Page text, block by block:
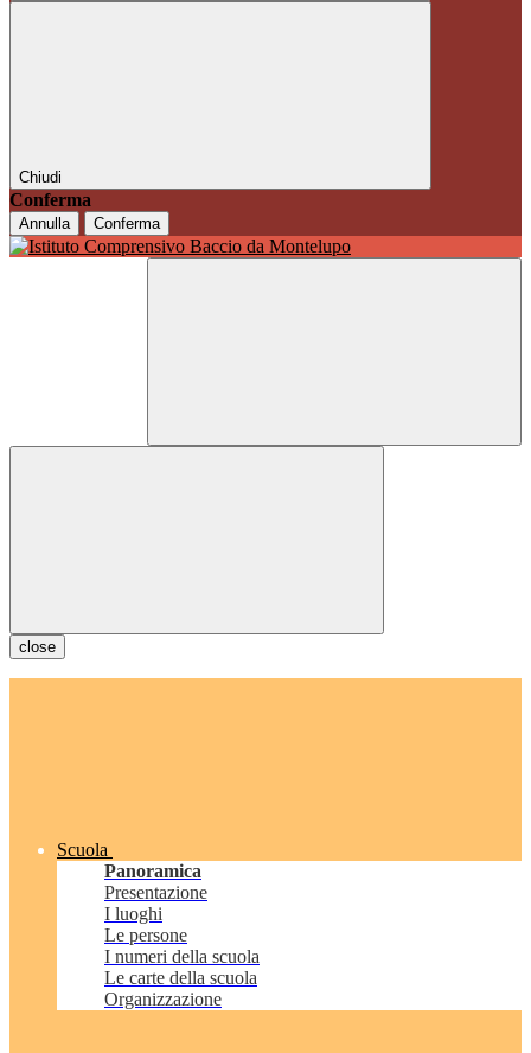
Chiudi
Conferma
Annulla Conferma
close
Scuola
Panoramica
Presentazione
I luoghi
Le persone
I numeri della scuola
Le carte della scuola
Organizzazione